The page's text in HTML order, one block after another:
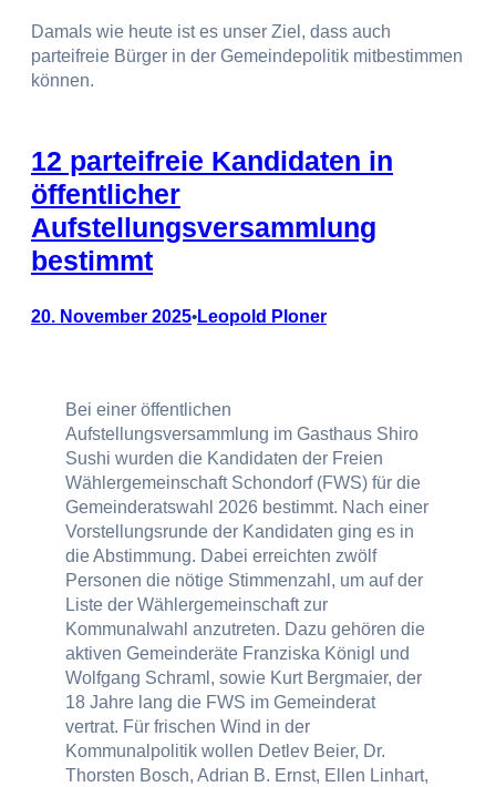
Damals wie heute ist es unser Ziel, dass auch
parteifreie Bürger in der Gemeindepolitik mitbestimmen
können.
12 parteifreie Kandidaten in
öffentlicher
Aufstellungsversammlung
bestimmt
20. November 2025•Leopold Ploner
Bei einer öffentlichen
Aufstellungsversammlung im Gasthaus Shiro
Sushi wurden die Kandidaten der Freien
Wählergemeinschaft Schondorf (FWS) für die
Gemeinderatswahl 2026 bestimmt. Nach einer
Vorstellungsrunde der Kandidaten ging es in
die Abstimmung. Dabei erreichten zwölf
Personen die nötige Stimmenzahl, um auf der
Liste der Wählergemeinschaft zur
Kommunalwahl anzutreten. Dazu gehören die
aktiven Gemeinderäte Franziska Königl und
Wolfgang Schraml, sowie Kurt Bergmaier, der
18 Jahre lang die FWS im Gemeinderat
vertrat. Für frischen Wind in der
Kommunalpolitik wollen Detlev Beier, Dr.
Thorsten Bosch, Adrian B. Ernst, Ellen Linhart,